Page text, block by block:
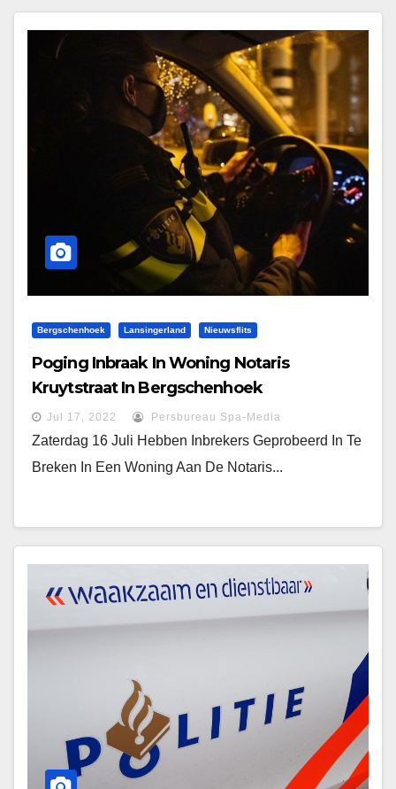
Bergschenhoek Lansingerland Nieuwsflits
Poging Inbraak In Woning Notaris
Kruytstraat In Bergschenhoek
Jul 17, 2022 Persbureau Spa-Media
Zaterdag 16 Juli Hebben Inbrekers Geprobeerd In Te
Breken In Een Woning Aan De Notaris...